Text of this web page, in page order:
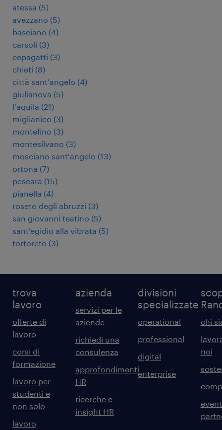
atessa (5)
avezzano (5)
basciano (4)
carsoli (3)
cepagatti (3)
chieti (8)
città sant'angelo (4)
giulianova (5)
l'aquila (21)
miglianico (3)
montefino (3)
montesilvano (3)
mosciano sant'angelo (13)
ortona (7)
pescara (15)
pianella (4)
roseto degli abruzzi (3)
san giovanni teatino (5)
sant'egidio alla vibrata (5)
tortoreto (3)
trova
lavoro
offerte di
lavoro
corsi di
formazione
lavoro per
studenti e
non solo
lavoro
azienda
servizi per le
aziende
richiedi una
consulenza
approfondimenti
HR
ricerche e
insight HR
divisioni
specializzate
operational
professional
digital
enterprise
chi
noi